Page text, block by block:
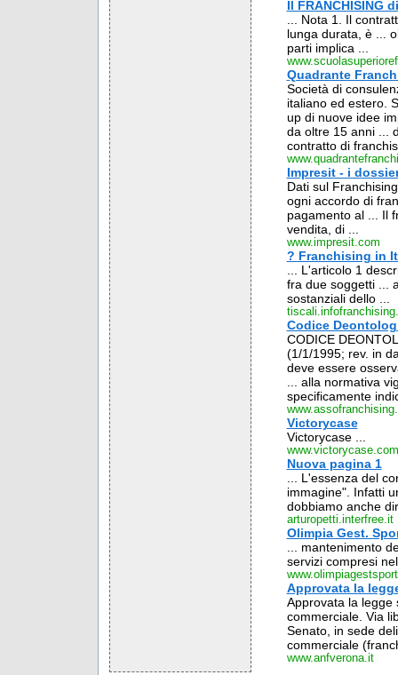
Il FRANCHISING
... Nota 1. Il
lunga durata, è ...
parti implica ...
Quadrante
Società di
italiano ed estero.
up di nuove idee
da oltre 15 anni ...
contratto di
Impresit - i
Dati sul
ogni accordo di
pagamento al ... Il
vendita, di ...
www.impresit.com
? Franchising in
... L'articolo 1
fra due soggetti ...
sostanziali dello ...
Codice
CODICE
(1/1/1995; rev. in
deve essere
... alla normativa
specificamente
Victorycase
Victorycase ...
www.victorycase.com
Nuova pagina 1
... L'essenza del
immagine". Infatti
dobbiamo anche
arturopetti.interfree.it
Olimpia Gest.
... mantenimento
servizi compresi
Approvata la
Approvata la legge
commerciale. Via
Senato, in sede
commerciale
www.anfverona.it